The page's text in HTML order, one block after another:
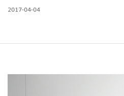
2017-04-04